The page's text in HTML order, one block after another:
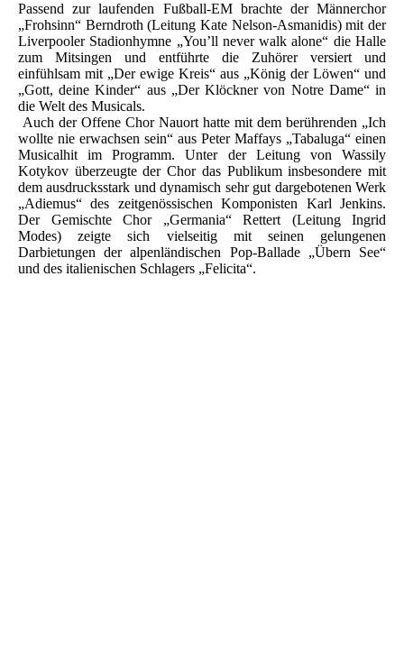
Passend zur laufenden Fußball-EM brachte der Männerchor
„Frohsinn“ Berndroth (Leitung Kate Nelson-Asmanidis) mit der
Liverpooler Stadionhymne „You’ll never walk alone“ die Halle
zum Mitsingen und entführte die Zuhörer versiert und
einfühlsam mit „Der ewige Kreis“ aus „König der Löwen“ und
„Gott, deine Kinder“ aus „Der Klöckner von Notre Dame“ in
die Welt des Musicals.
Auch der Offene Chor Nauort hatte mit dem berührenden „Ich
wollte nie erwachsen sein“ aus Peter Maffays „Tabaluga“ einen
Musicalhit im Programm. Unter der Leitung von Wassily
Kotykov überzeugte der Chor das Publikum insbesondere mit
dem ausdrucksstark und dynamisch sehr gut dargebotenen Werk
„Adiemus“ des zeitgenössischen Komponisten Karl Jenkins.
Der Gemischte Chor „Germania“ Rettert (Leitung Ingrid
Modes) zeigte sich vielseitig mit seinen gelungenen
Darbietungen der alpenländischen Pop-Ballade „Übern See“
und des italienischen Schlagers „Felicita“.